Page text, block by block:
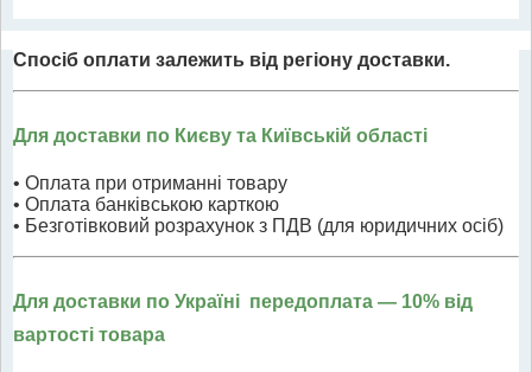
Спосіб оплати залежить від регіону доставки.
Для доставки по Києву та Київській області
• Оплата при отриманні товару
• Оплата банківською карткою
• Безготівковий розрахунок з ПДВ (для юридичних осіб)
Для доставки по Україні передоплата — 10% від
вартості товара